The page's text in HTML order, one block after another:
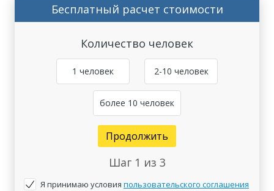
Бесплатный расчет стоимости
Количество человек
1 человек 2-10 человек
более 10 человек
Продолжить
Шаг 1 из 3
Я принимаю условия пользовательского соглашения